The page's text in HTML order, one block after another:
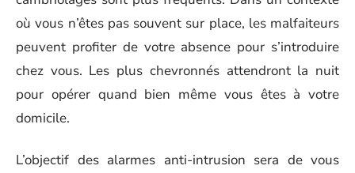
où vous n’êtes pas souvent sur place, les malfaiteurs
peuvent profiter de votre absence pour s’introduire
chez vous. Les plus chevronnés attendront la nuit
pour opérer quand bien même vous êtes à votre
domicile.
L’objectif des alarmes anti-intrusion sera de vous